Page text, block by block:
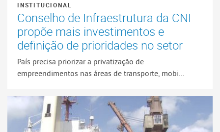
INSTITUCIONAL
Conselho de Infraestrutura da CNI
propõe mais investimentos e
definição de prioridades no setor
País precisa priorizar a privatização de
empreendimentos nas áreas de transporte, mobi...